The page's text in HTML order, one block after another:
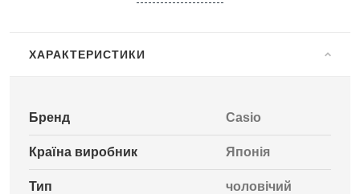
ХАРАКТЕРИСТИКИ
Бренд Casio
Країна виробник Японія
Тип чоловічий